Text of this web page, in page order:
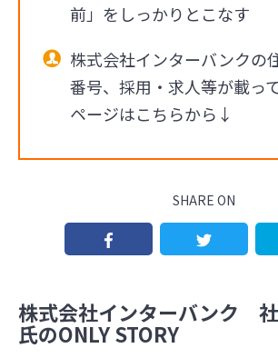
前」をしっかりとこなす
株式会社インターバンクの
番号、採用・求人等が載っ
ページはこちらから↓
SHARE ON
株式会社インターバンク
氏のONLY STORY